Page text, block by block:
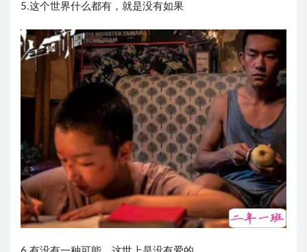
5.这个世界什么都有，就是没有如果